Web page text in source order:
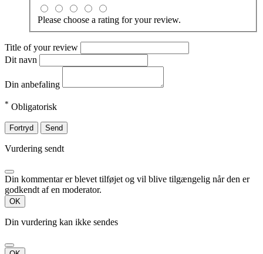
Please choose a rating for your review.
Title of your review
Dit navn
Din anbefaling
* Obligatorisk
Fortryd Send
Vurdering sendt
Din kommentar er blevet tilføjet og vil blive tilgængelig når den er
godkendt af en moderator.
OK
Din vurdering kan ikke sendes